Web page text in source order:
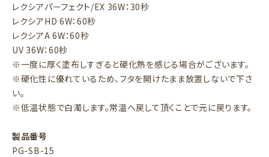
レクシアパーフェクト/EX 36W：30秒
レクシアHD 6W：60秒
レクシアA 6W：60秒
UV 36W：60秒
※一度に厚く塗布しすぎると硬化熱を感じる場合がございます。
※硬化性に優れているため、フタを開けたまま放置しないで下さ
い。
※低温状態で白濁します。常温へ戻して頂くことで元に戻ります。
製品番号
PG-SB-15